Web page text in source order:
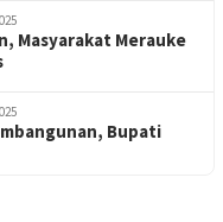
Masyarakat Merauke
Bupati